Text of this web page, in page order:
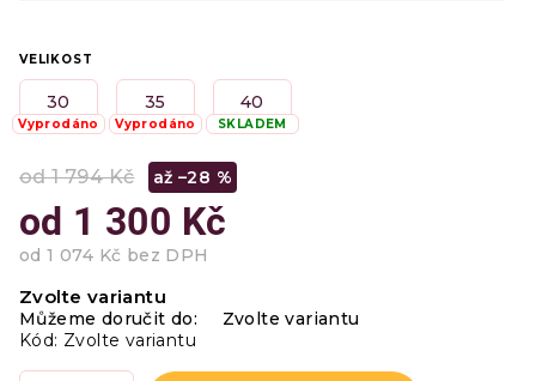
VELIKOST
30
Vyprodáno
35
Vyprodáno
40
SKLADEM
od 1 794 Kč až –28 %
od 1 300 Kč
od1 074 Kč bez DPH
cena:
Zvolte variantu
Můžeme doručit do:
Zvolte variantu
Kód: Zvolte variantu